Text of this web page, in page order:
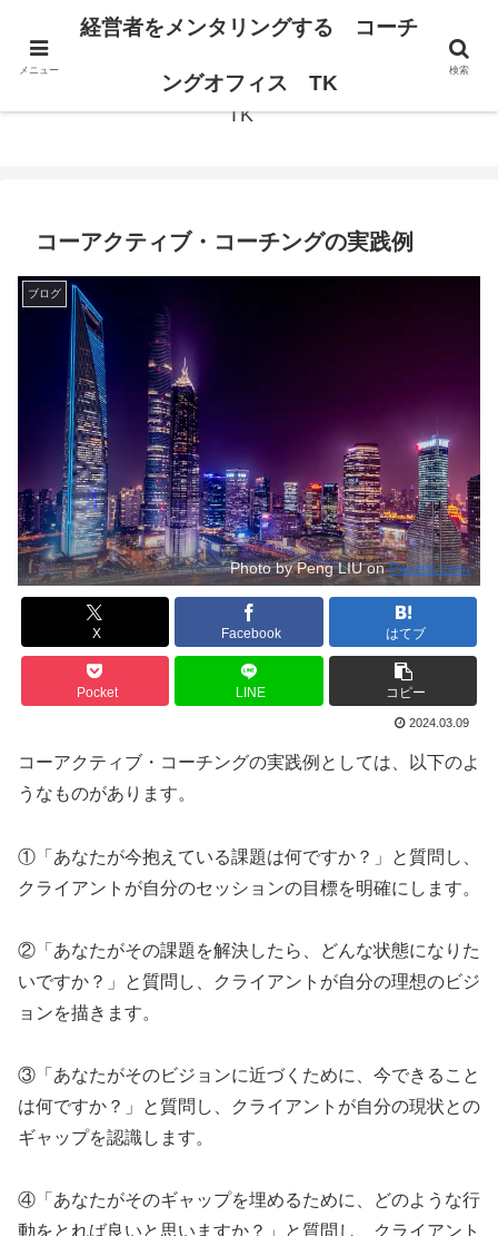
経営者の思考が変われば、組織は変わる。
経営者をメンタリングする コーチングオフィス
TK
コーアクティブ・コーチングの実践例
ブログ
Photo by Peng LIU onPexels.com
X Facebook はてブ
Pocket LINE コピー
2024.03.09
コーアクティブ・コーチングの実践例としては、以下のよ
うなものがあります。
①「あなたが今抱えている課題は何ですか？」と質問し、
クライアントが自分のセッションの目標を明確にします。
②「あなたがその課題を解決したら、どんな状態になりた
いですか？」と質問し、クライアントが自分の理想のビジ
ョンを描きます。
③「あなたがそのビジョンに近づくために、今できること
は何ですか？」と質問し、クライアントが自分の現状との
ギャップを認識します。
④「あなたがそのギャップを埋めるために、どのような行
動をとれば良いと思いますか？」と質問し、クライアント
メニュー
経営者をメンタリングする コーチ
ングオフィス TK
検索